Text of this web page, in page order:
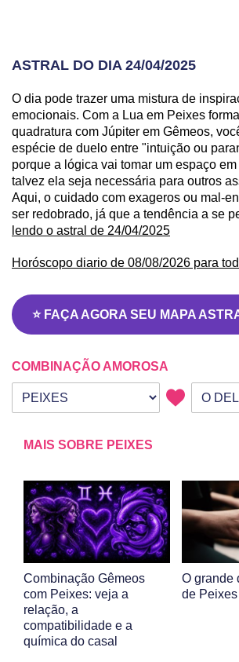
ASTRAL DO DIA 24/04/2025
O dia pode trazer uma mistura de
emocionais. Com a Lua em Peixes
quadratura com Júpiter em Gêmeos,
espécie de duelo entre "intuição ou
porque a lógica vai tomar um espaço
talvez ela seja necessária para outros
Aqui, o cuidado com exageros ou mal-
ser redobrado, já que a tendência a se
lendo o astral de 24/04/2025
Horóscopo diario de 08/08/2026 para
⭐ FAÇA AGORA SEU MAPA
COMBINAÇÃO AMOROSA
Seu signo
Signo da outra pessoa
MAIS SOBRE PEIXES
Combinação Gêmeos
com Peixes: veja a
relação, a
compatibilidade e a
química do casal
O grande
de Peixes